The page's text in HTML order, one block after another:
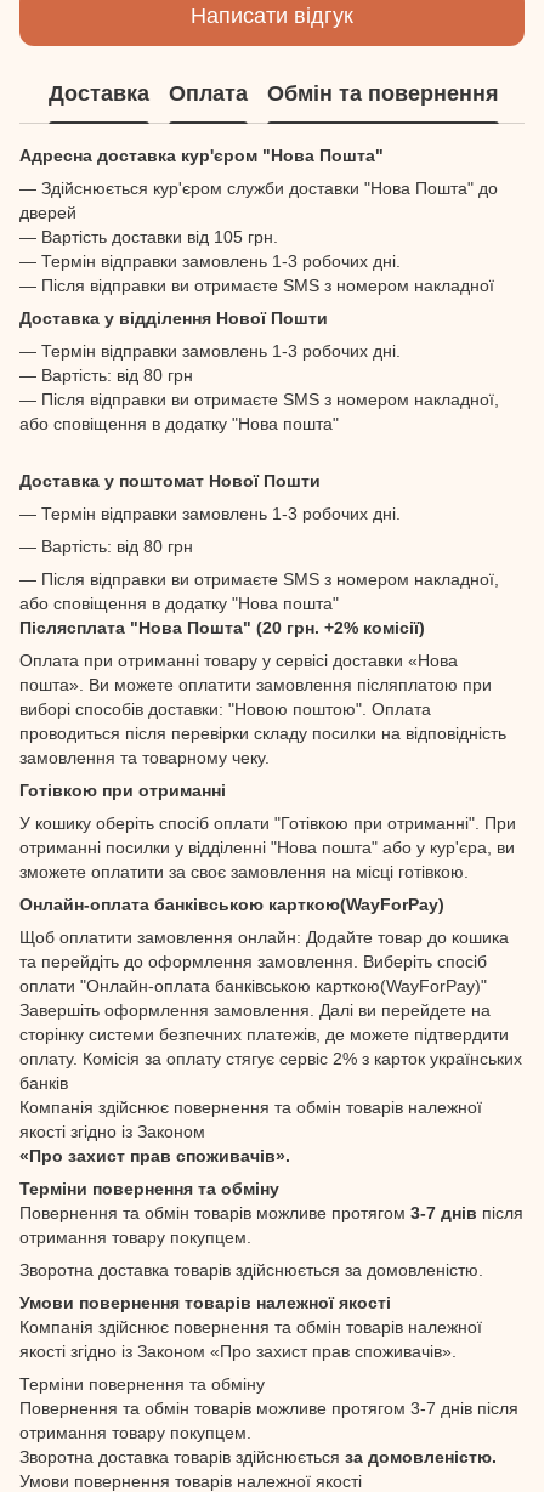
Написати відгук
Доставка Оплата Обмін та повернення
Адресна доставка кур'єром "Нова Пошта"
— Здійснюється кур'єром служби доставки "Нова Пошта" до
дверей
— Вартість доставки від 105 грн.
— Термін відправки замовлень 1-3 робочих дні.
— Після відправки ви отримаєте SMS з номером накладної
Доставка у відділення Нової Пошти
— Термін відправки замовлень 1-3 робочих дні.
— Вартість: від 80 грн
— Після відправки ви отримаєте SMS з номером накладної,
або сповіщення в додатку "Нова пошта"
Доставка у поштомат Нової Пошти
— Термін відправки замовлень 1-3 робочих дні.
— Вартість: від 80 грн
— Після відправки ви отримаєте SMS з номером накладної,
або сповіщення в додатку "Нова пошта"
Післясплата "Нова Пошта" (20 грн. +2% комісії)
Оплата при отриманні товару у сервісі доставки «Нова
пошта». Ви можете оплатити замовлення післяплатою при
виборі способів доставки: "Новою поштою". Оплата
проводиться після перевірки складу посилки на відповідність
замовлення та товарному чеку.
Готівкою при отриманні
У кошику оберіть спосіб оплати "Готівкою при отриманні". При
отриманні посилки у відділенні "Нова пошта" або у кур'єра, ви
зможете оплатити за своє замовлення на місці готівкою.
Онлайн-оплата банківською карткою(WayForPay)
Щоб оплатити замовлення онлайн: Додайте товар до кошика
та перейдіть до оформлення замовлення. Виберіть спосіб
оплати "Онлайн-оплата банківською карткою(WayForPay)"
Завершіть оформлення замовлення. Далі ви перейдете на
сторінку системи безпечних платежів, де можете підтвердити
оплату. Комісія за оплату стягує сервіс 2% з карток українських
банків
Компанія здійснює повернення та обмін товарів належної
якості згідно із Законом
«Про захист прав споживачів».
Терміни повернення та обміну
Повернення та обмін товарів можливе протягом 3-7 днів після
отримання товару покупцем.
Зворотна доставка товарів здійснюється за домовленістю.
Умови повернення товарів належної якості
Компанія здійснює повернення та обмін товарів належної
якості згідно із Законом «Про захист прав споживачів».
Терміни повернення та обміну
Повернення та обмін товарів можливе протягом 3-7 днів після
отримання товару покупцем.
Зворотна доставка товарів здійснюється за домовленістю.
Умови повернення товарів належної якості